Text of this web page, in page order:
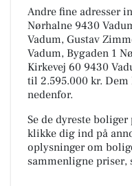
Andre fine adresser
Nørhalne 9430
Vadum, Gustav
Vadum, Bygaden 1
Kirkevej 60 9430
til 2.595.000 kr. Dem
nedenfor.
Se de dyreste
klikke dig ind på
oplysninger om
sammenligne priser,